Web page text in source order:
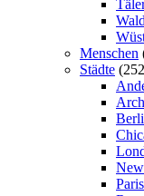
Wald
Menschen
Städte
Paris